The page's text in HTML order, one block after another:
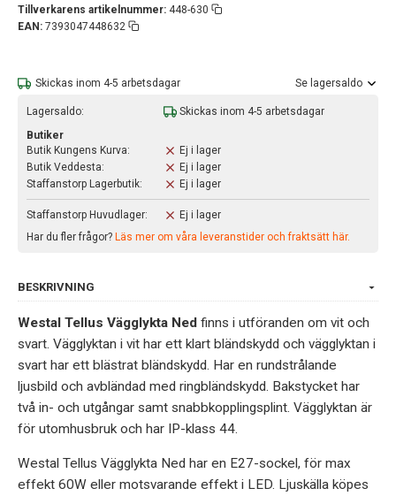
Tillverkarens artikelnummer: 448-630
EAN: 7393047448632
Skickas inom 4-5 arbetsdagar Se lagersaldo
Lagersaldo:
Skickas inom 4-5 arbetsdagar
Butiker
Butik Kungens Kurva:
Ej i lager
Butik Veddesta:
Ej i lager
Staffanstorp Lagerbutik:
Ej i lager
Staffanstorp Huvudlager:
Ej i lager
Har du fler frågor? Läs mer om våra leveranstider och fraktsätt här.
BESKRIVNING
Westal Tellus Vägglykta Ned finns i utföranden om vit och
svart. Vägglyktan i vit har ett klart bländskydd och vägglyktan i
svart har ett blästrat bländskydd. Har en rundstrålande
ljusbild och avbländad med ringbländskydd. Bakstycket har
två in- och utgångar samt snabbkopplingsplint. Vägglyktan är
för utomhusbruk och har IP-klass 44.
Westal Tellus Vägglykta Ned har en E27-sockel, för max
effekt 60W eller motsvarande effekt i LED. Ljuskälla köpes